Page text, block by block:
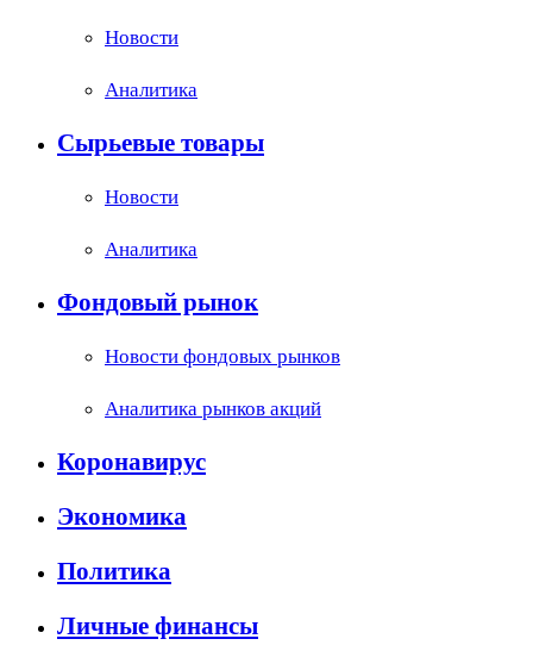
Новости
Аналитика
Сырьевые товары
Новости
Аналитика
Фондовый рынок
Новости фондовых рынков
Аналитика рынков акций
Коронавирус
Экономика
Политика
Личные финансы